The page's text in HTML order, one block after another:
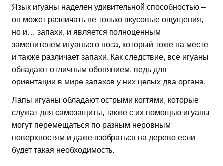
Язык игуаны наделен удивительной способностью –
он может различать не только вкусовые ощущения,
но и… запахи, и является полноценным
заменителем игуаньего носа, который тоже на месте
и также различает запахи. Как следствие, все игуаны
обладают отличным обонянием, ведь для
ориентации в мире запахов у них целых два органа.
Лапы игуаны обладают острыми когтями, которые
служат для самозащиты, также с их помощью игуаны
могут перемещаться по разным неровным
поверхностям и даже взобраться на дерево если
будет такая необходимость.